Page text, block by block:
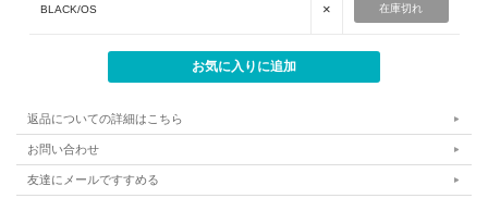
BLACK/OS × 在庫切れ
返品についての詳細はこちら
お問い合わせ
友達にメールですすめる